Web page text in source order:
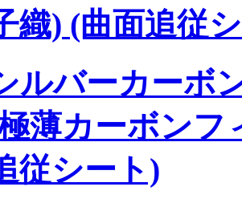
織) (曲面追従
ルバーカーボ
薄カーボンフ
従シート)